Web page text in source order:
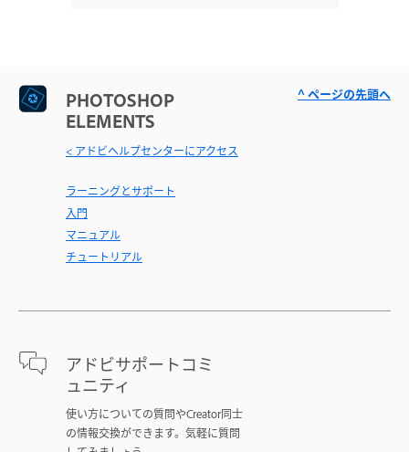
PHOTOSHOP
ELEMENTS
< アドビヘルプセンターにアクセス
ラーニングとサポート
入門
マニュアル
チュートリアル
アドビサポートコミ
ュニティ
使い方についての質問やCreator同士
の情報交換ができます。気軽に質問
^ ページの先頭へ